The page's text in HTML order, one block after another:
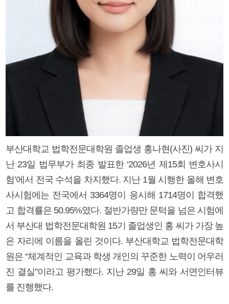
부산대학교 법학전문대학원 졸업생 홍나현(사진) 씨가 지
난 23일 법무부가 최종 발표한 ‘2026년 제15회 변호사시
험’에서 전국 수석을 차지했다. 지난 1월 시행한 올해 변호
사시험에는 전국에서 3364명이 응시해 1714명이 합격했
고 합격률은 50.95%였다. 절반가량만 문턱을 넘은 시험에
서 부산대 법학전문대학원 15기 졸업생인 홍 씨가 가장 높
은 자리에 이름을 올린 것이다. 부산대학교 법학전문대학
원은 “체계적인 교육과 학생 개인의 꾸준한 노력이 어우러
진 결실”이라고 평가했다. 지난 29일 홍 씨와 서면인터뷰
를 진행했다.